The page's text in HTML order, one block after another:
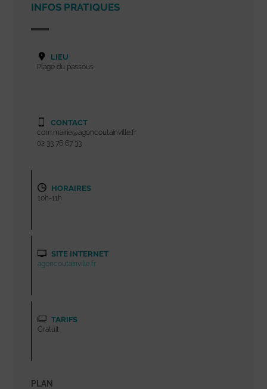
INFOS PRATIQUES
LIEU
Plage du passous
CONTACT
com.mairie@agoncoutainville.fr
02 33 76 67 33
HORAIRES
10h-11h
SITE INTERNET
agoncoutainville.fr
TARIFS
Gratuit
PLAN